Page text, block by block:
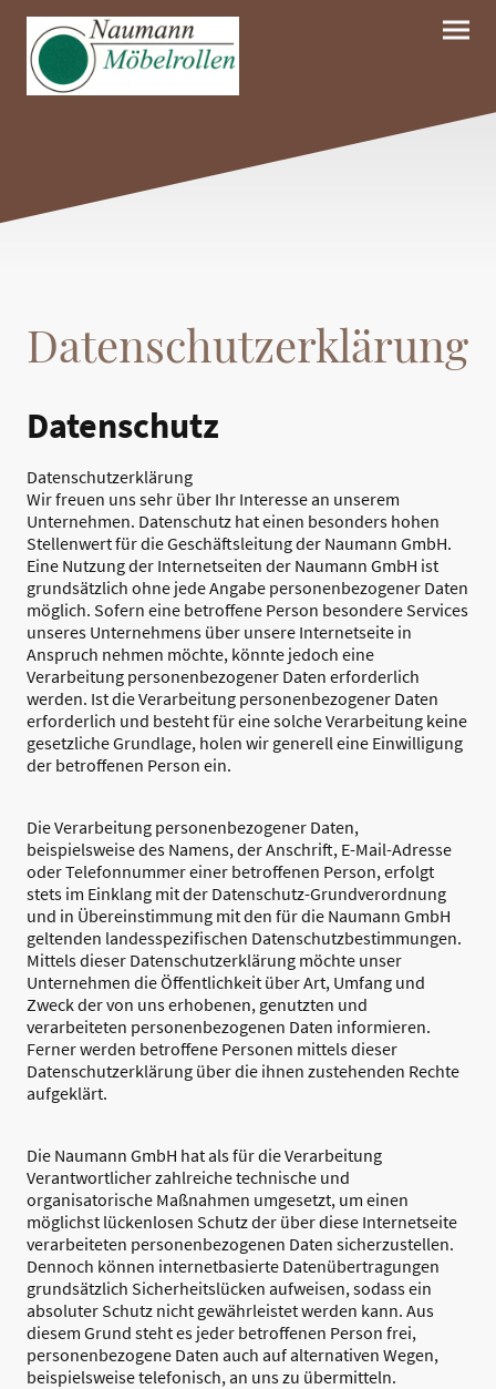
Datenschutzerklärung
Datenschutz
Datenschutzerklärung
Wir freuen uns sehr über Ihr Interesse an unserem
Unternehmen. Datenschutz hat einen besonders hohen
Stellenwert für die Geschäftsleitung der Naumann GmbH.
Eine Nutzung der Internetseiten der Naumann GmbH ist
grundsätzlich ohne jede Angabe personenbezogener Daten
möglich. Sofern eine betroffene Person besondere Services
unseres Unternehmens über unsere Internetseite in
Anspruch nehmen möchte, könnte jedoch eine
Verarbeitung personenbezogener Daten erforderlich
werden. Ist die Verarbeitung personenbezogener Daten
erforderlich und besteht für eine solche Verarbeitung keine
gesetzliche Grundlage, holen wir generell eine Einwilligung
der betroffenen Person ein.
Die Verarbeitung personenbezogener Daten,
beispielsweise des Namens, der Anschrift, E-Mail-Adresse
oder Telefonnummer einer betroffenen Person, erfolgt
stets im Einklang mit der Datenschutz-Grundverordnung
und in Übereinstimmung mit den für die Naumann GmbH
geltenden landesspezifischen Datenschutzbestimmungen.
Mittels dieser Datenschutzerklärung möchte unser
Unternehmen die Öffentlichkeit über Art, Umfang und
Zweck der von uns erhobenen, genutzten und
verarbeiteten personenbezogenen Daten informieren.
Ferner werden betroffene Personen mittels dieser
Datenschutzerklärung über die ihnen zustehenden Rechte
aufgeklärt.
Die Naumann GmbH hat als für die Verarbeitung
Verantwortlicher zahlreiche technische und
organisatorische Maßnahmen umgesetzt, um einen
möglichst lückenlosen Schutz der über diese Internetseite
verarbeiteten personenbezogenen Daten sicherzustellen.
Dennoch können internetbasierte Datenübertragungen
grundsätzlich Sicherheitslücken aufweisen, sodass ein
absoluter Schutz nicht gewährleistet werden kann. Aus
diesem Grund steht es jeder betroffenen Person frei,
personenbezogene Daten auch auf alternativen Wegen,
beispielsweise telefonisch, an uns zu übermitteln.